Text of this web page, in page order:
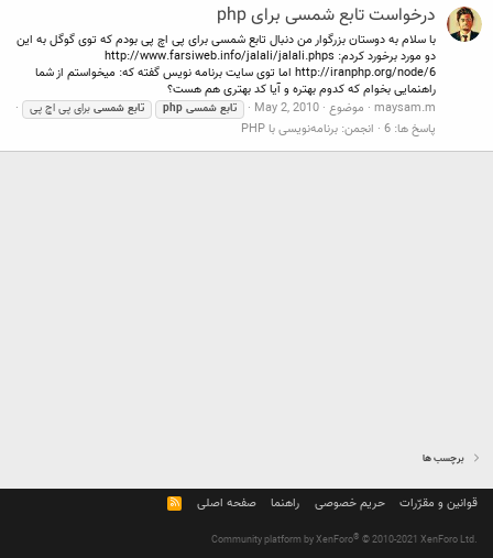
درخواست تابع شمسی برای php
با سلام به دوستان بزرگوار من دنبال تابع شمسی برای پی اچ پی بودم که توی گوگل به این
دو مورد برخورد کردم: http://www.farsiweb.info/jalali/jalali.phps
http://iranphp.org/node/6 اما توی سایت برنامه نویس گفته که: میخواستم از شما
راهنمایی بخوام که کدوم بهتره و آیا کد بهتری هم هست؟
maysam.m موضوع May 2, 2010 تابع شمسی php تابع شمسی برای پی اچ پی
پاسخ ها: 6 انجمن: برنامه‌نویسی با PHP
برچسب ها
قوانین و مقرّرات حریم خصوصی راهنما صفحه اصلی
R
S
Community platform by XenForo® © 2010-2021 XenForo Ltd.